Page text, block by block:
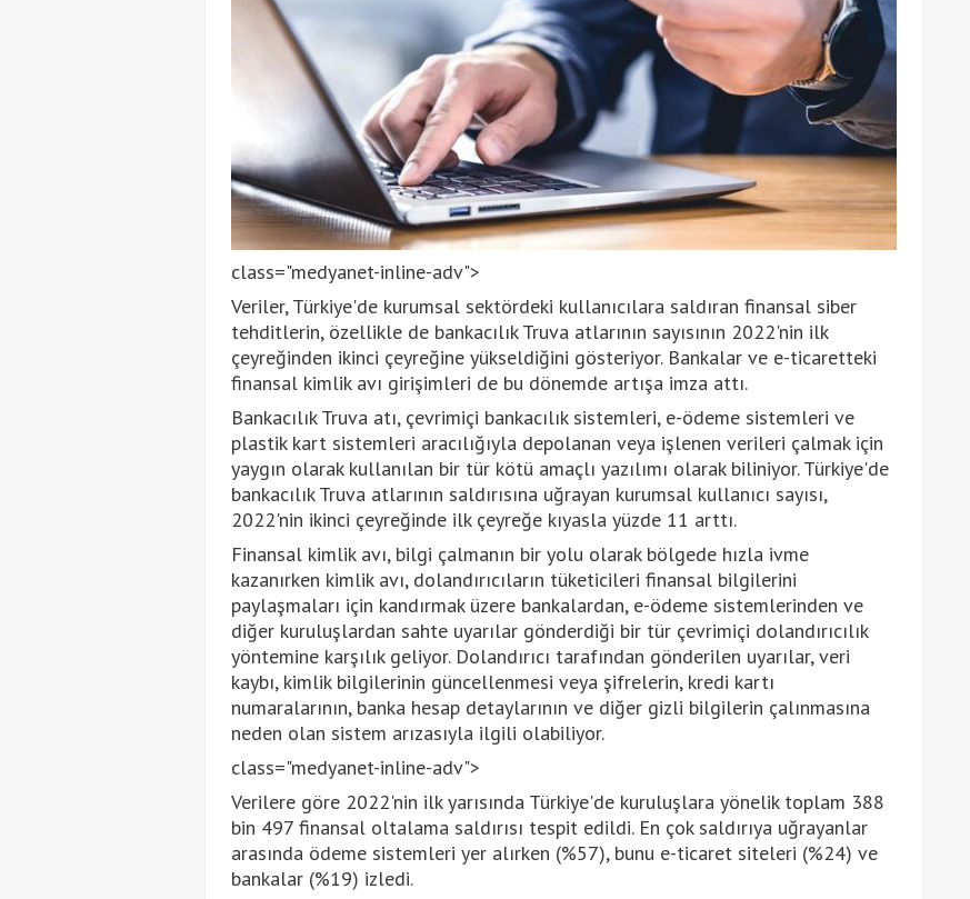
class="medyanet-inline-adv">
Veriler, Türkiye'de kurumsal sektördeki kullanıcılara saldıran finansal siber
tehditlerin, özellikle de bankacılık Truva atlarının sayısının 2022'nin ilk
çeyreğinden ikinci çeyreğine yükseldiğini gösteriyor. Bankalar ve e-ticaretteki
finansal kimlik avı girişimleri de bu dönemde artışa imza attı.
Bankacılık Truva atı, çevrimiçi bankacılık sistemleri, e-ödeme sistemleri ve
plastik kart sistemleri aracılığıyla depolanan veya işlenen verileri çalmak için
yaygın olarak kullanılan bir tür kötü amaçlı yazılımı olarak biliniyor. Türkiye'de
bankacılık Truva atlarının saldırısına uğrayan kurumsal kullanıcı sayısı,
2022'nin ikinci çeyreğinde ilk çeyreğe kıyasla yüzde 11 arttı.
Finansal kimlik avı, bilgi çalmanın bir yolu olarak bölgede hızla ivme
kazanırken kimlik avı, dolandırıcıların tüketicileri finansal bilgilerini
paylaşmaları için kandırmak üzere bankalardan, e-ödeme sistemlerinden ve
diğer kuruluşlardan sahte uyarılar gönderdiği bir tür çevrimiçi dolandırıcılık
yöntemine karşılık geliyor. Dolandırıcı tarafından gönderilen uyarılar, veri
kaybı, kimlik bilgilerinin güncellenmesi veya şifrelerin, kredi kartı
numaralarının, banka hesap detaylarının ve diğer gizli bilgilerin çalınmasına
neden olan sistem arızasıyla ilgili olabiliyor.
class="medyanet-inline-adv">
Verilere göre 2022'nin ilk yarısında Türkiye'de kuruluşlara yönelik toplam 388
bin 497 finansal oltalama saldırısı tespit edildi. En çok saldırıya uğrayanlar
arasında ödeme sistemleri yer alırken (%57), bunu e-ticaret siteleri (%24) ve
bankalar (%19) izledi.